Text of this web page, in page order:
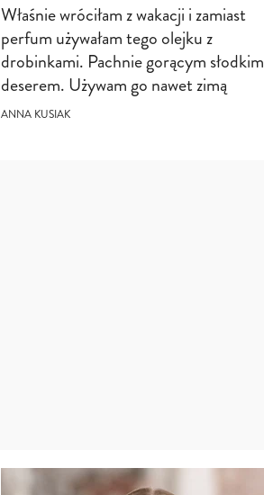
Właśnie wróciłam z wakacji i zamiast
perfum używałam tego olejku z
drobinkami. Pachnie gorącym słodkim
deserem. Używam go nawet zimą
ANNA KUSIAK